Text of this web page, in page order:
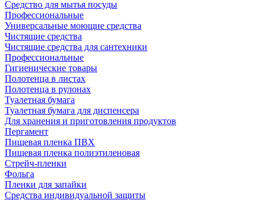
Средство для мытья посуды
Профессиональные
Универсальные моющие средства
Чистящие средства
Чистящие средства для сантехники
Профессиональные
Гигиенические товары
Полотенца в листах
Полотенца в рулонах
Туалетная бумага
Туалетная бумага для диспенсера
Для хранения и приготовления продуктов
Пергамент
Пищевая пленка ПВХ
Пищевая пленка полиэтиленовая
Стрейч-пленки
Фольга
Пленки для запайки
Средства индивидуальной защиты